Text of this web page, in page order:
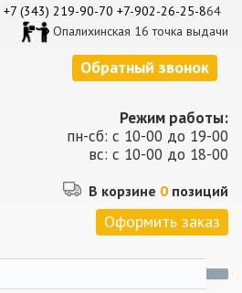
+7 (343) 219-90-70 +7-902-26-25-864
Опалихинская 16 точка выдачи
Обратный звонок
Режим работы:
пн-сб: с 10-00 до 19-00
вс: с 10-00 до 18-00
В корзине 0 позиций
Оформить заказ